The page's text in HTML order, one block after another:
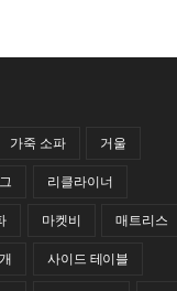
가죽 소파 거울
리클라이너
마켓비 매트리스
사이드 테이블